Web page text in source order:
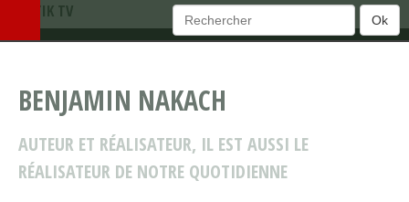
TEMATIK TV
BENJAMIN NAKACH
AUTEUR ET RÉALISATEUR, IL EST AUSSI LE
RÉALISATEUR DE NOTRE QUOTIDIENNE
Ok